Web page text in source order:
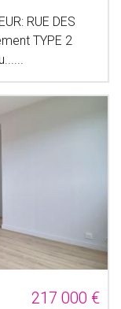
RUE DES
TYPE 2
217 000 €